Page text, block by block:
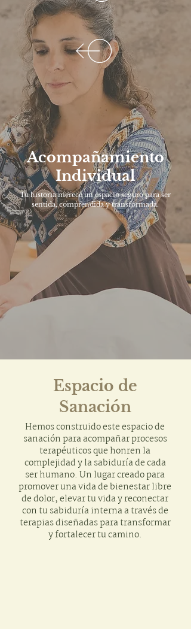
Acompañamiento
Individual
Tu historia merece un espacio seguro para ser
sentida, comprendida y transformada.
Espacio de
Sanación
Hemos construido este espacio de
sanación para acompañar procesos
terapéuticos que honren la
complejidad y la sabiduría de cada
ser humano. Un lugar creado para
promover una vida de bienestar libre
de dolor, elevar tu vida y reconectar
con tu sabiduría interna a través de
terapias diseñadas para transformar
y fortalecer tu camino.